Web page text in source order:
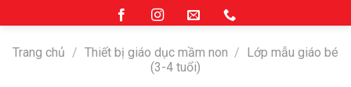
Trang chủ / Thiết bị giáo dục mầm non /
Lớp mẫu giáo bé
(3-4 tuổi)